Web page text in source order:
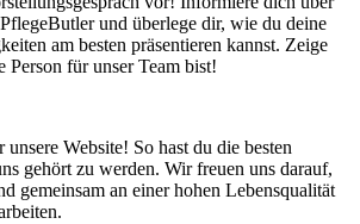
und überlege dir, wie du deine
am besten präsentieren kannst. Zeige
Person für unser Team bist!
Website! So hast du die besten
gehört zu werden. Wir freuen uns darauf,
gemeinsam an einer hohen Lebensqualität